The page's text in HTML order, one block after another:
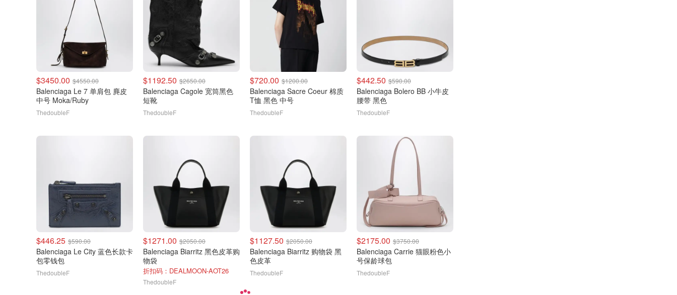
$3450.00 $4550.00
Balenciaga Le 7 单肩包 麂皮
中号 Moka/Ruby
ThedoubleF
$1192.50 $2650.00
Balenciaga Cagole 宽筒黑色
短靴
ThedoubleF
$720.00 $1200.00
Balenciaga Sacre Coeur 棉质
T恤 黑色 中号
ThedoubleF
$442.50 $590.00
Balenciaga Bolero BB 小牛皮
腰带 黑色
ThedoubleF
$446.25 $590.00
Balenciaga Le City 蓝色长款卡
包零钱包
ThedoubleF
$1271.00 $2050.00
Balenciaga Biarritz 黑色皮革购
物袋
折扣码：DEALMOON-AOT26
ThedoubleF
$1127.50 $2050.00
Balenciaga Biarritz 购物袋 黑
色皮革
ThedoubleF
$2175.00 $3750.00
Balenciaga Carrie 猫眼粉色小
号保龄球包
ThedoubleF